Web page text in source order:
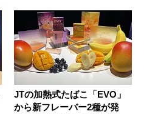
JTの加熱式たばこ「EVO」
から新フレーバー2種が発